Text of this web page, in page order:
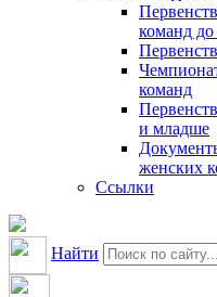
команд до
команд
и младше
женских
Ссылки
Найти